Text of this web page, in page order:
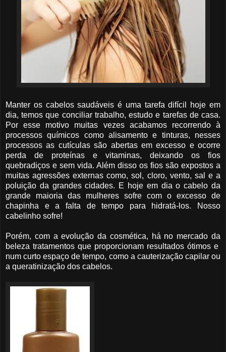
Manter os cabelos saudáveis é uma tarefa difícil hoje em
dia, temos que conciliar trabalho, estudo e tarefas de casa.
Por esse motivo muitas vezes acabamos recorrendo à
processos químicos como alisamento e tinturas, nesses
processos as cutículas são abertas em excesso e ocorre
perda de proteínas e vitaminas, deixando os fios
quebradiços e sem vida. Além disso os fios são expostos a
muitas agressões externas como, sol, cloro, vento, sal e a
poluição da grandes cidades. E hoje em dia o cabelo da
grande maioria das mulheres sofre com o excesso de
chapinha e a falta de tempo para hidratá-los. Nosso
cabelinho sofre!
Porém, com a evolução da cosmética, há no mercado da
beleza tratamentos que proporcionam resultados ótimos e
num curto espaço de tempo, como a cauterização capilar ou
a queratinização dos cabelos.